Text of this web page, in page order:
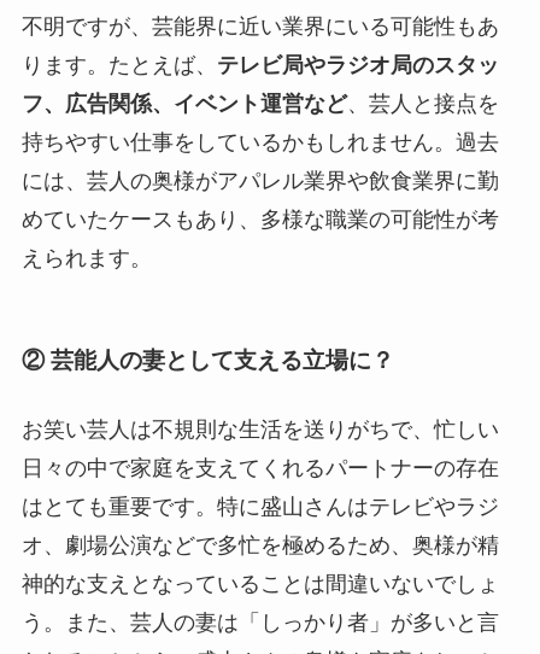
不明ですが、芸能界に近い業界にいる可能性もあ
ります。たとえば、 テレビ局やラジオ局のスタッ
フ、広告関係、イベント運営など、芸人と接点を
持ちやすい仕事をしているかもしれません。過去
には、芸人の奥様がアパレル業界や飲食業界に勤
めていたケースもあり、多様な職業の可能性が考
えられます。
② 芸能人の妻として支える立場に？
お笑い芸人は不規則な生活を送りがちで、忙しい
日々の中で家庭を支えてくれるパートナーの存在
はとても重要です。特に盛山さんはテレビやラジ
オ、劇場公演などで多忙を極めるため、奥様が精
神的な支えとなっていることは間違いないでしょ
う。また、芸人の妻は「しっかり者」が多いと言